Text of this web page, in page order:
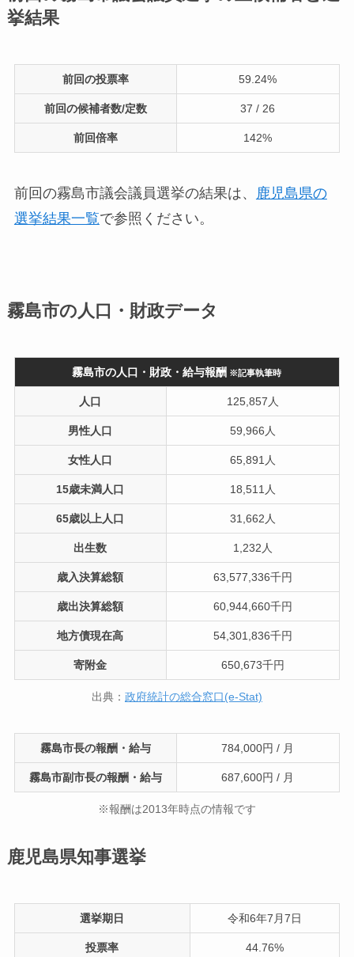
挙結果
前回の投票率 59.24%
前回の候補者数/定数 37 / 26
前回倍率 142%
前回の霧島市議会議員選挙の結果は、
鹿児島県の
選挙結果一覧で参照ください。
霧島市の人口・財政データ
霧島市の人口・財政・給与報酬 ※記事執筆時
人口 125,857人
男性人口 59,966人
女性人口 65,891人
15歳未満人口 18,511人
65歳以上人口 31,662人
出生数 1,232人
歳入決算総額 63,577,336千円
歳出決算総額 60,944,660千円
地方債現在高 54,301,836千円
寄附金 650,673千円
出典： 政府統計の総合窓口(e-Stat)
霧島市長の報酬・給与 784,000円 / 月
霧島市副市長の報酬・給与 687,600円 / 月
※報酬は2013年時点の情報です
鹿児島県知事選挙
選挙期日 令和6年7月7日
投票率 44.76%